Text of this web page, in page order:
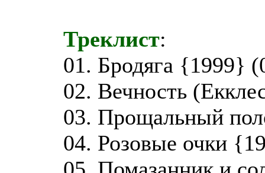
Треклист:
01. Бродяга {1999}
02. Вечность
03. Прощальный
04. Розовые очки